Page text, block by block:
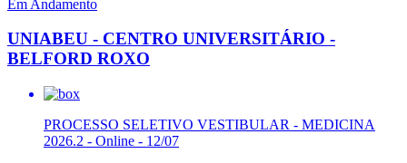
Em Andamento
UNIABEU - CENTRO UNIVERSITÁRIO -
BELFORD ROXO
PROCESSO SELETIVO VESTIBULAR - MEDICINA
2026.2 - Online - 12/07